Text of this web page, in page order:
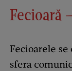
Fecioară
Fecioarele
sfera